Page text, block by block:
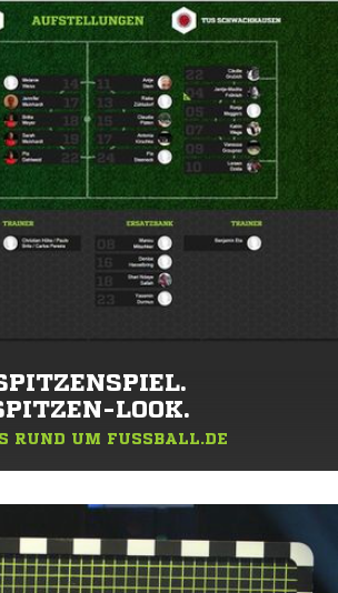
LOOK.
RUND UM FUSSBALL.DE